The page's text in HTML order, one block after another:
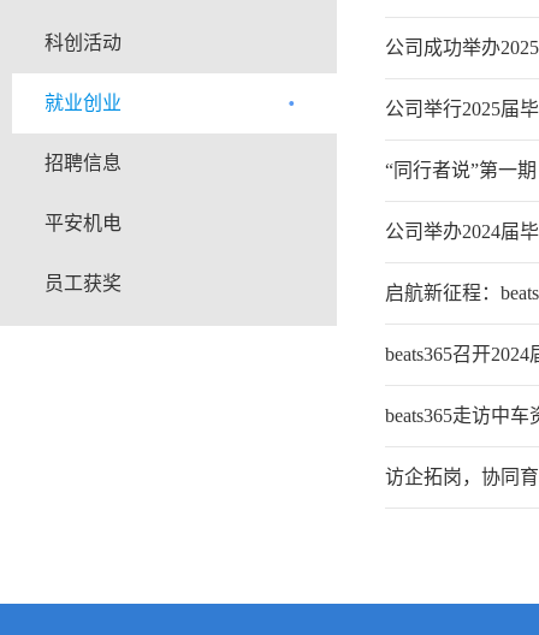
科创活动
就业创业
招聘信息
平安机电
员工获奖
公司成功举办
公司举行2025届
“同行者说”第一
公司举办2024届
启航新征程：​
​beats365召开
​beats365走访中
访企拓岗，协同